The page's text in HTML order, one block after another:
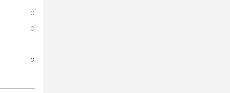
0
0
2